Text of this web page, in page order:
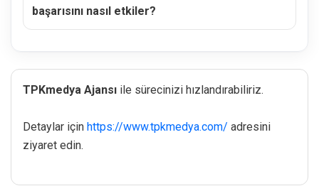
başarısını nasıl etkiler?
TPKmedya Ajansı ile sürecinizi hızlandırabiliriz.
Detaylar için https://www.tpkmedya.com/ adresini
ziyaret edin.